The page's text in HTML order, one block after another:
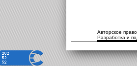
Авторское
Разработка и